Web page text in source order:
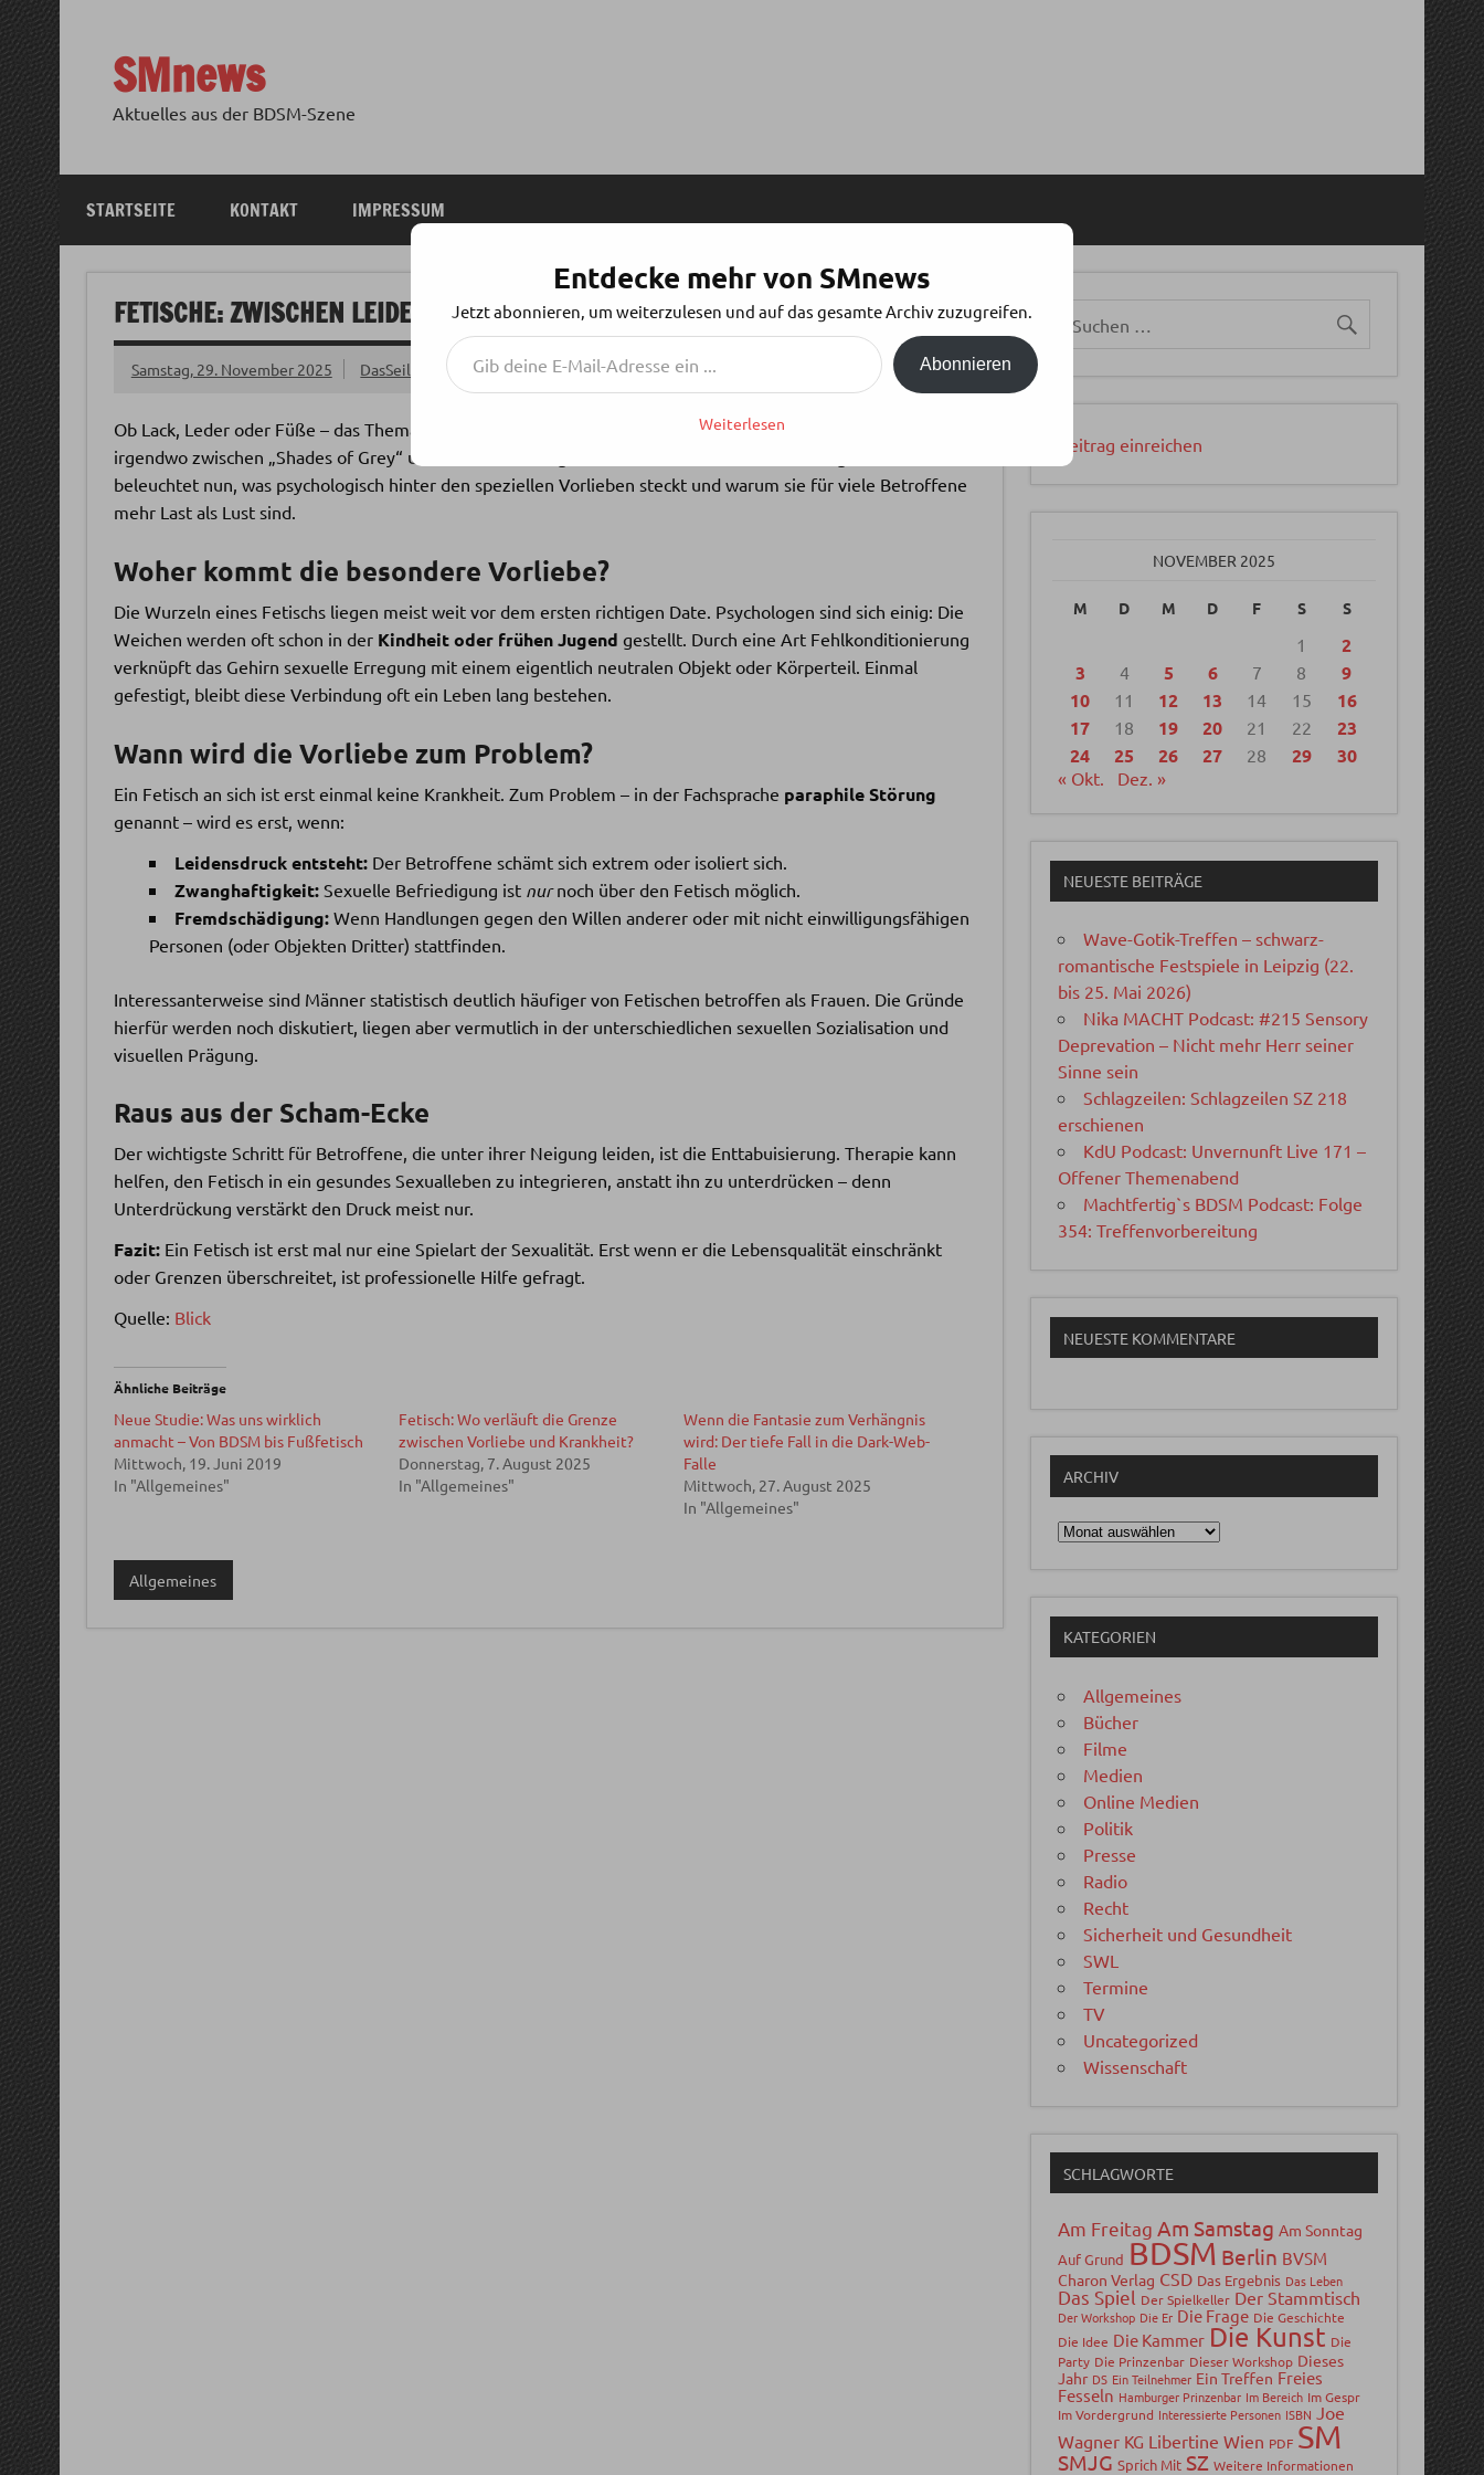
Zum
Inhalt
springen
SMnews
Aktuelles aus der BDSM-Szene
STARTSEITE KONTAKT IMPRESSUM
FETISCHE: ZWISCHEN LEIDENSCHAFT UND LEIDENSDRUCK
Samstag, 29. November 2025 DasSeil
Ob Lack, Leder oder Füße – das Thema Fetischismus ist in unserer Gesellschaft oft noch ein Tabu, das
irgendwo zwischen „Shades of Grey“ und echtem Schamgefühl schwebt. Ein aktueller Beitrag von
beleuchtet nun, was psychologisch hinter den speziellen Vorlieben steckt und warum sie für viele Betroffene
mehr Last als Lust sind.
Woher kommt die besondere Vorliebe?
Die Wurzeln eines Fetischs liegen meist weit vor dem ersten richtigen Date. Psychologen sind sich einig: Die
Weichen werden oft schon in der Kindheit oder frühen Jugend gestellt. Durch eine Art Fehlkonditionierung
verknüpft das Gehirn sexuelle Erregung mit einem eigentlich neutralen Objekt oder Körperteil. Einmal
gefestigt, bleibt diese Verbindung oft ein Leben lang bestehen.
Wann wird die Vorliebe zum Problem?
Ein Fetisch an sich ist erst einmal keine Krankheit. Zum Problem – in der Fachsprache paraphile Störung
genannt – wird es erst, wenn:
Leidensdruck entsteht:Der Betroffene schämt sich extrem oder isoliert sich.
Zwanghaftigkeit:Sexuelle Befriedigung ist nurnoch über den Fetisch möglich.
Fremdschädigung:Wenn Handlungen gegen den Willen anderer oder mit nicht einwilligungsfähigen
Personen (oder Objekten Dritter) stattfinden.
Interessanterweise sind Männer statistisch deutlich häufiger von Fetischen betroffen als Frauen. Die Gründe
hierfür werden noch diskutiert, liegen aber vermutlich in der unterschiedlichen sexuellen Sozialisation und
visuellen Prägung.
Raus aus der Scham-Ecke
Der wichtigste Schritt für Betroffene, die unter ihrer Neigung leiden, ist die Enttabuisierung. Therapie kann
helfen, den Fetisch in ein gesundes Sexualleben zu integrieren, anstatt ihn zu unterdrücken – denn
Unterdrückung verstärkt den Druck meist nur.
Fazit:Ein Fetisch ist erst mal nur eine Spielart der Sexualität. Erst wenn er die Lebensqualität einschränkt
oder Grenzen überschreitet, ist professionelle Hilfe gefragt.
Quelle: Blick
Ähnliche Beiträge
Neue Studie: Was uns wirklich
anmacht – Von BDSM bis Fußfetisch
Mittwoch, 19. Juni 2019
In "Allgemeines"
Fetisch: Wo verläuft die Grenze
zwischen Vorliebe und Krankheit?
Donnerstag, 7. August 2025
In "Allgemeines"
Wenn die Fantasie zum Verhängnis
wird: Der tiefe Fall in die Dark-Web-
Falle
Mittwoch, 27. August 2025
In "Allgemeines"
Allgemeines
Beitrag einreichen
NOVEMBER 2025
M D M D F S S
1
2
3
4 5 6 7 8
9
10
11 12 13 14 15
16
17
18 19 20 21 22
23
24
25 26 27 28 29 30
« Okt. Dez. »
NEUESTE BEITRÄGE
Wave-Gotik-Treffen – schwarz-
romantische Festspiele in Leipzig (22.
bis 25. Mai 2026)
Nika MACHT Podcast: #215 Sensory
Deprevation – Nicht mehr Herr seiner
Sinne sein
Schlagzeilen: Schlagzeilen SZ 218
erschienen
KdU Podcast: Unvernunft Live 171 –
Offener Themenabend
Machtfertig`s BDSM Podcast: Folge
354: Treffenvorbereitung
NEUESTE KOMMENTARE
ARCHIV
Archiv
KATEGORIEN
Allgemeines
Bücher
Filme
Medien
Online Medien
Politik
Presse
Radio
Recht
Sicherheit und Gesundheit
SWL
Termine
TV
Uncategorized
Wissenschaft
SCHLAGWORTE
Am Freitag Am Samstag Am Sonntag
Auf Grund BDSM Berlin BVSM
Charon Verlag CSD Das Ergebnis Das Leben
Das Spiel Der Spielkeller Der Stammtisch
Der Workshop Die Er Die Frage Die Geschichte
Die Idee Die Kammer Die Kunst Die
Party Die Prinzenbar Dieser Workshop Dieses
Jahr DS Ein Teilnehmer Ein Treffen Freies
Fesseln Hamburger Prinzenbar Im Bereich Im Gespr
Im Vordergrund Interessierte Personen ISBN
Joe
Wagner KG Libertine Wien PDF SM
SMJG Sprich Mit SZ Weitere Informationen
Entdecke mehr von SMnews
Jetzt abonnieren, um weiterzulesen und auf das gesamte Archiv zuzugreifen.
Gib deine E-Mail-Adresse ein ...
Abonnieren
Weiterlesen